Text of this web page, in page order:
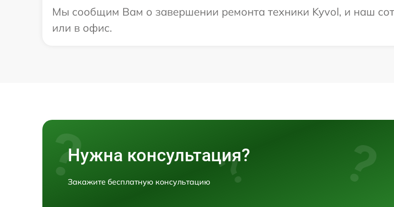
Мы сообщим Вам о завершении ремонта техники Kyvol, и наш
или в офис.
Нужна консультация?
Закажите бесплатную консультацию